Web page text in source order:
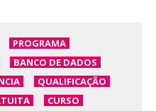
PROGRAMA
BANCO DE DADOS
QUALIFICAÇÃO
CURSO